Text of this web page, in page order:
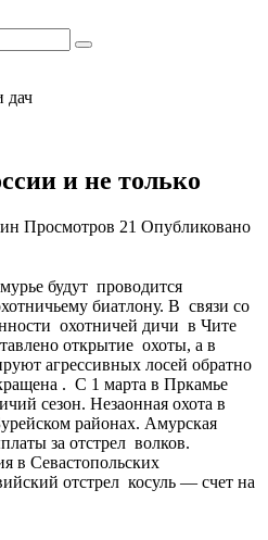
дач
и не только
Просмотров 21 Опубликовано
будут проводится
биатлону. В связи со
охотничей дичи в Чите
открытие охоты, а в
агрессивных лосей обратно
. С 1 марта в Пркамье
сезон. Незаонная охота в
районах. Амурская
за отстрел волков.
в Севастопольских
отстрел косуль — счет на